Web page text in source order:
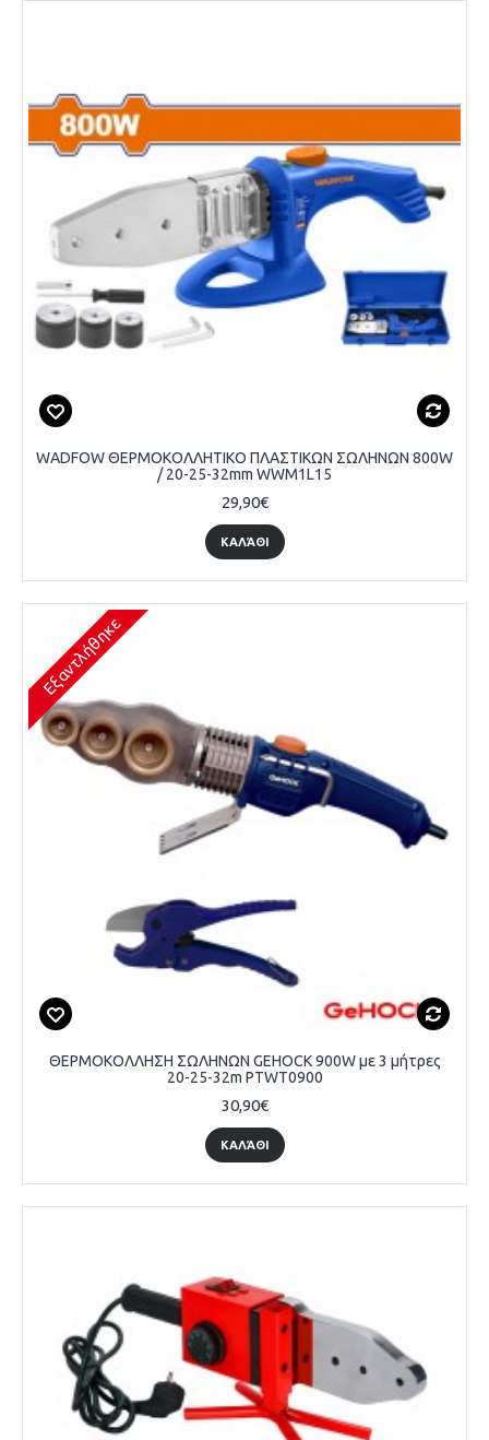
WADFOW ΘΕΡΜΟΚΟΛΛΗΤΙΚΟ ΠΛΑΣΤΙΚΩΝ ΣΩΛΗΝΩΝ 800W
/ 20-25-32mm WWM1L15
29,90€
ΚΑΛΆΘΙ
Εξαντλήθηκε
ΘΕΡΜΟΚΟΛΛΗΣΗ ΣΩΛΗΝΩΝ GEHOCK 900W με 3 μήτρες
20-25-32m PTWT0900
30,90€
ΚΑΛΆΘΙ